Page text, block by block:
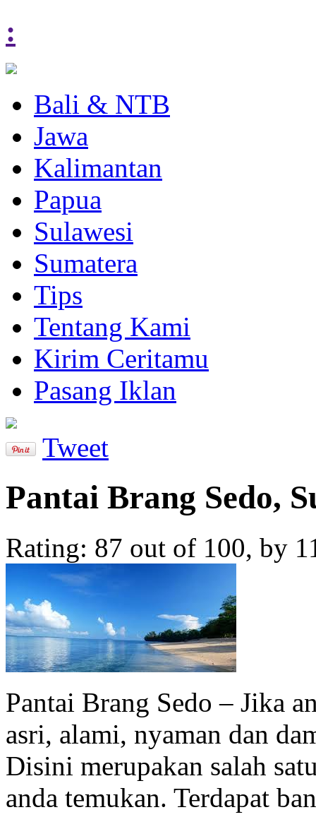
:
Bali & NTB
Jawa
Kalimantan
Papua
Sulawesi
Sumatera
Tips
Tentang Kami
Kirim Ceritamu
Pasang Iklan
Tweet
Pantai Brang Sedo,
Rating: 87 out of 100, by
Pantai Brang Sedo – Jika
asri, alami, nyaman dan
Disini merupakan salah
anda temukan. Terdapat